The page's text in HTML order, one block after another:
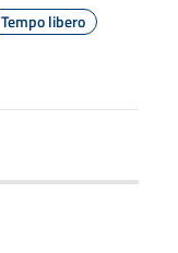
Tempo libero